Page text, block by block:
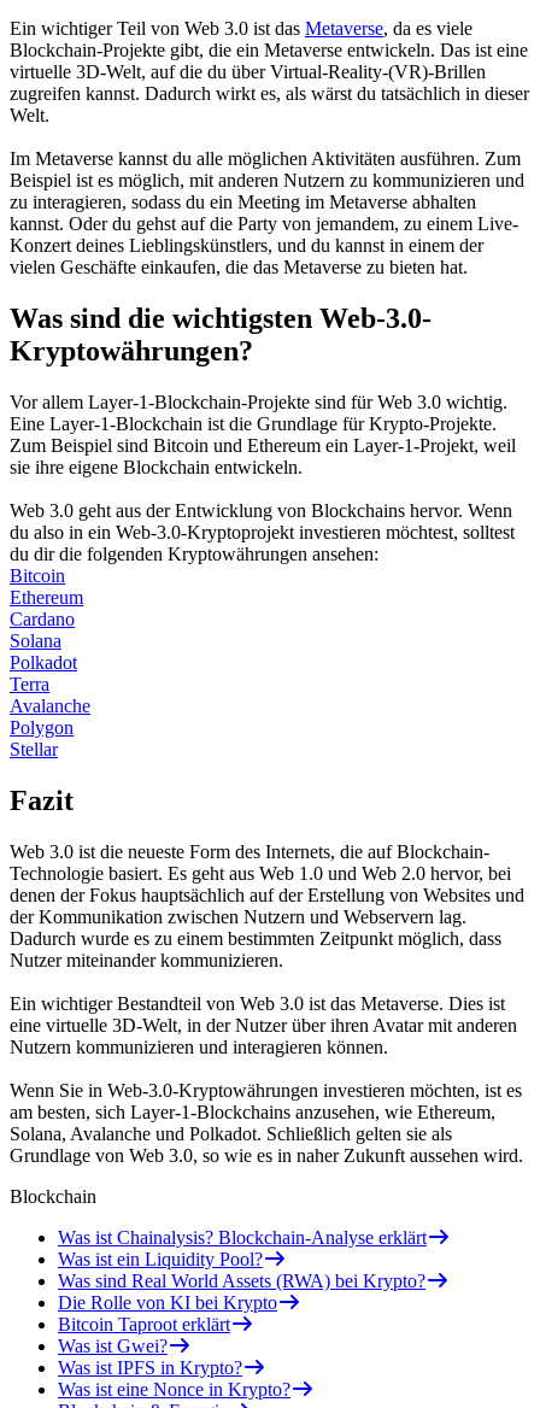
Ein wichtiger Teil von Web 3.0 ist das Metaverse, da es viele
Blockchain-Projekte gibt, die ein Metaverse entwickeln. Das ist eine
virtuelle 3D-Welt, auf die du über Virtual-Reality-(VR)-Brillen
zugreifen kannst. Dadurch wirkt es, als wärst du tatsächlich in dieser
Welt.
Im Metaverse kannst du alle möglichen Aktivitäten ausführen. Zum
Beispiel ist es möglich, mit anderen Nutzern zu kommunizieren und
zu interagieren, sodass du ein Meeting im Metaverse abhalten
kannst. Oder du gehst auf die Party von jemandem, zu einem Live-
Konzert deines Lieblingskünstlers, und du kannst in einem der
vielen Geschäfte einkaufen, die das Metaverse zu bieten hat.
Was sind die wichtigsten Web-3.0-
Kryptowährungen?
Vor allem Layer-1-Blockchain-Projekte sind für Web 3.0 wichtig.
Eine Layer-1-Blockchain ist die Grundlage für Krypto-Projekte.
Zum Beispiel sind Bitcoin und Ethereum ein Layer-1-Projekt, weil
sie ihre eigene Blockchain entwickeln.
Web 3.0 geht aus der Entwicklung von Blockchains hervor. Wenn
du also in ein Web-3.0-Kryptoprojekt investieren möchtest, solltest
du dir die folgenden Kryptowährungen ansehen:
Bitcoin
Ethereum
Cardano
Solana
Polkadot
Terra
Avalanche
Polygon
Stellar
Fazit
Web 3.0 ist die neueste Form des Internets, die auf Blockchain-
Technologie basiert. Es geht aus Web 1.0 und Web 2.0 hervor, bei
denen der Fokus hauptsächlich auf der Erstellung von Websites und
der Kommunikation zwischen Nutzern und Webservern lag.
Dadurch wurde es zu einem bestimmten Zeitpunkt möglich, dass
Nutzer miteinander kommunizieren.
Ein wichtiger Bestandteil von Web 3.0 ist das Metaverse. Dies ist
eine virtuelle 3D-Welt, in der Nutzer über ihren Avatar mit anderen
Nutzern kommunizieren und interagieren können.
Wenn Sie in Web-3.0-Kryptowährungen investieren möchten, ist es
am besten, sich Layer-1-Blockchains anzusehen, wie Ethereum,
Solana, Avalanche und Polkadot. Schließlich gelten sie als
Grundlage von Web 3.0, so wie es in naher Zukunft aussehen wird.
Blockchain
Was ist Chainalysis? Blockchain-Analyse erklärt
Was ist ein Liquidity Pool?
Was sind Real World Assets (RWA) bei Krypto?
Die Rolle von KI bei Krypto
Bitcoin Taproot erklärt
Was ist Gwei?
Was ist IPFS in Krypto?
Was ist eine Nonce in Krypto?